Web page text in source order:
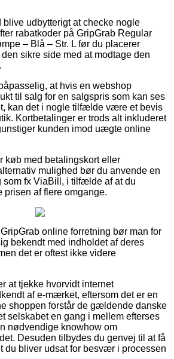
blive udbytterigt at checke nogle
rabatkoder på GripGrab Regular
– Blå – Str. L før du placerer
sikre side med at modtage den
at hvis en webshop
til salg for en salgspris som kan ses
kan det i nogle tilfælde være et bevis
Kortbetalinger er trods alt inkluderet
kunden imod uægte online
køb med betalingskort eller
mulighed bør du anvende en
som fx ViaBill, i tilfælde af at du
af flere omgange.
online forretning bør man for
bekendt med indholdet af deres
det er oftest ikke videre
at tjekke hvorvidt internet
af e-mærket, eftersom det er en
shoppen forstår de gældende danske
selskabet en gang i mellem efterses
nødvendige knowhow om
Desuden tilbydes du genvej til at få
du bliver udsat for besvær i processen